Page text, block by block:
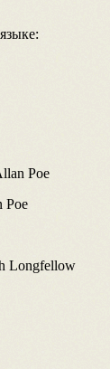
Poe
Poe
Longfellow